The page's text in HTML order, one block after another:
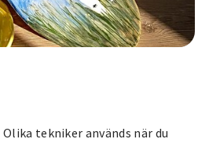
tekniker används när du